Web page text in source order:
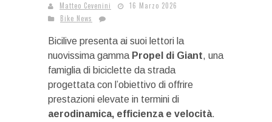
Matteo Cevenini
16 Marzo 2026
Bike News
Bicilive presenta ai suoi lettori la
nuovissima gamma Propel di Giant, una
famiglia di biciclette da strada
progettata con l’obiettivo di offrire
prestazioni elevate in termini di
aerodinamica, efficienza e velocità.